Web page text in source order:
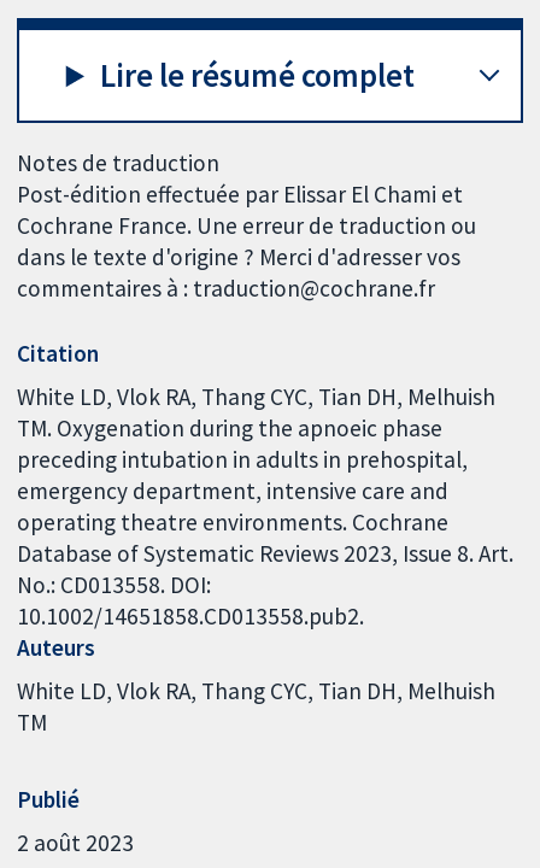
Lire le résumé complet
Notes de traduction
Post-édition effectuée par Elissar El Chami et
Cochrane France. Une erreur de traduction ou
dans le texte d'origine ? Merci d'adresser vos
commentaires à : traduction@cochrane.fr
Citation
White LD, Vlok RA, Thang CYC, Tian DH, Melhuish
TM. Oxygenation during the apnoeic phase
preceding intubation in adults in prehospital,
emergency department, intensive care and
operating theatre environments. Cochrane
Database of Systematic Reviews 2023, Issue 8. Art.
No.: CD013558. DOI:
10.1002/14651858.CD013558.pub2.
Auteurs
White LD Vlok RA Thang CYC Tian DH Melhuish
TM
Publié
2 août 2023